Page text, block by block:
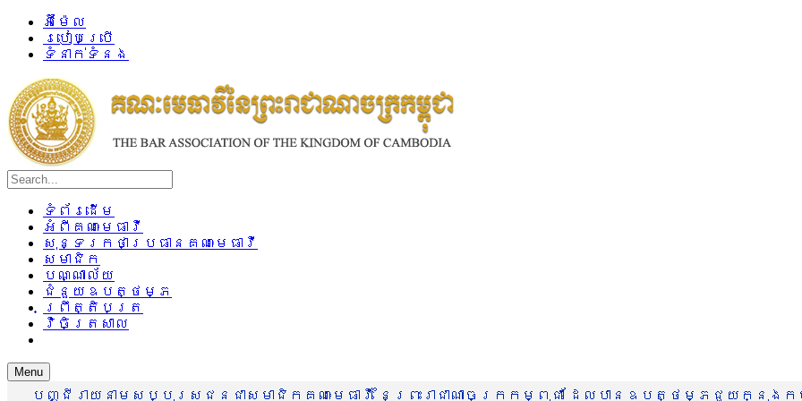
អ៊ីម៉ែល
របៀបប្រើ
ទំនាក់ទំនង
ទំព័រដើម
អំពីគណៈមេធាវី
សុន្ទរកថាប្រធានគណៈមេធាវី
សមាជិក
បណ្ណាល័យ
ជំនួយឧបត្ថម្ភ
ព្រឹត្តិបត្រ
វិចិត្រសាល
Menu
បញ្ជីរាយនាមសប្បុរសជនជាសមាជិកគណៈមេធាវី នៃព្រះរាជាណាចក្រកម្ពុជា ដែលបានឧបត្ថម្ភជួយក្នុង